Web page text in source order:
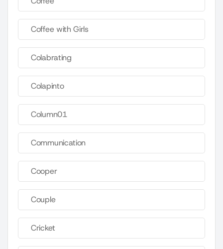
Coffee with Girls
Colabrating
Colapinto
Column01
Communication
Cooper
Couple
Cricket